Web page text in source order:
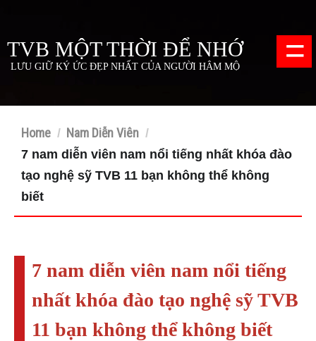
TVB MỘT THỜI ĐỂ NHỚ
LƯU GIỮ KÝ ỨC ĐẸP NHẤT CỦA NGƯỜI HÂM MỘ =
Home / Nam Diễn Viên /
7 nam diễn viên nam nổi tiếng nhất khóa đào
tạo nghệ sỹ TVB 11 bạn không thể không
biết
7 nam diễn viên nam nổi tiếng
nhất khóa đào tạo nghệ sỹ TVB
11 bạn không thể không biết